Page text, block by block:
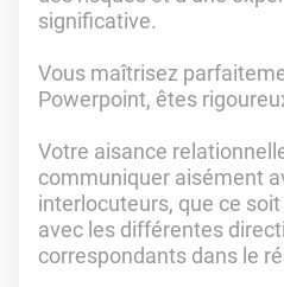
significative.
Vous maîtrisez
Powerpoint, êtes
Votre aisance
communiquer aisément
interlocuteurs, que ce
avec les différentes
correspondants dans le